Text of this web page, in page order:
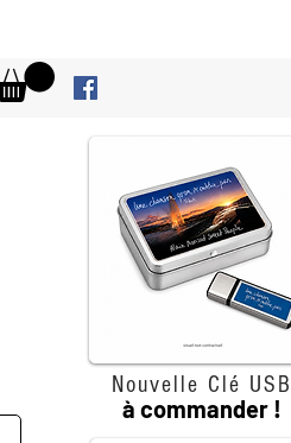
Nouvelle Clé USB
à commander !